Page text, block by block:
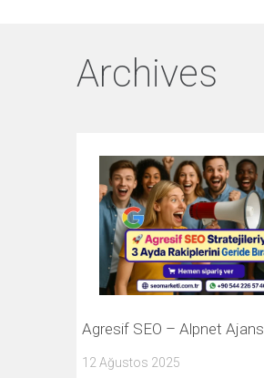
Archives
Agresif SEO – Alpnet Ajans
12 Ağustos 2025